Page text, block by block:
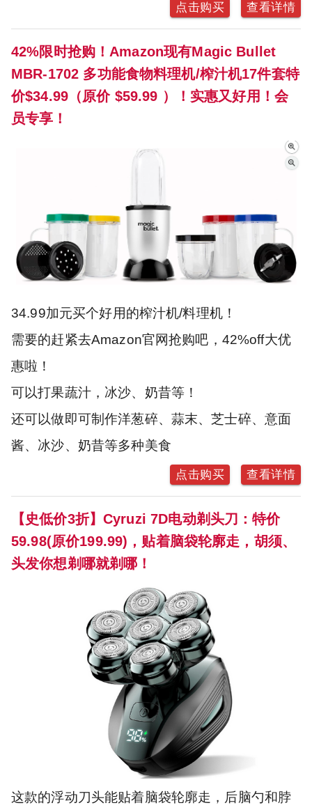
点击购买 查看详情
42%限时抢购！Amazon现有Magic Bullet
MBR-1702 多功能食物料理机/榨汁机17件套特
价$34.99（原价 $59.99 ）！实惠又好用！会
员专享！
34.99加元买个好用的榨汁机/料理机！
需要的赶紧去Amazon官网抢购吧，42%off大优
惠啦！
可以打果蔬汁，冰沙、奶昔等！
还可以做即可制作洋葱碎、蒜末、芝士碎、意面
酱、冰沙、奶昔等多种美食
点击购买 查看详情
【史低价3折】Cyruzi 7D电动剃头刀：特价
59.98(原价199.99)，贴着脑袋轮廓走，胡须、
头发你想剃哪就剃哪！
这款的浮动刀头能贴着脑袋轮廓走，后脑勺和脖